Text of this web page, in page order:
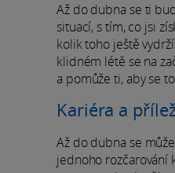
Až do dubna se ti
situací, s tím, co jsi
kolik toho ještě
klidném létě se na
a pomůže ti, aby se
Kariéra a
Až do dubna se
jednoho rozčarování